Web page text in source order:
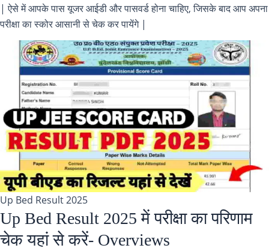
| ऐसे में आपके पास यूजर आईडी और पासवर्ड होना चाहिए, जिसके बाद आप अपना
परीक्षा का स्कोर आसानी से चेक कर पायेंगे |
Up Bed Result 2025
Up Bed Result 2025 में परीक्षा का परिणाम
चेक यहां से करें- Overviews